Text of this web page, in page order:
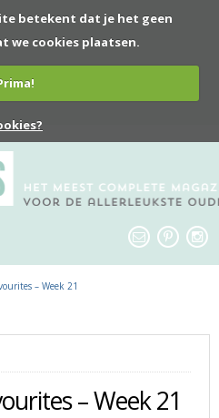
betekent dat je het geen
we cookies plaatsen.
– Week 21
– Week 21